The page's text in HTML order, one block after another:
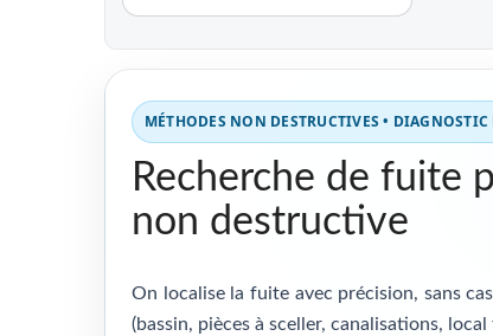
MÉTHODES NON DESTRUCTIVES • DIAGNOSTIC
Recherche de fuite
non destructive
On localise la fuite avec précision, sans
(bassin, pièces à sceller, canalisations,